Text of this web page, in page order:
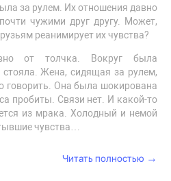
за рулем. Их отношения давно
чужими друг другу. Может,
реанимирует их чувства?
от толчка. Вокруг была
Жена, сидящая за рулем,
говорить. Она была шокирована
пробиты. Связи нет. И какой-то
из мрака. Холодный и немой
чувства…
Читать полностью →